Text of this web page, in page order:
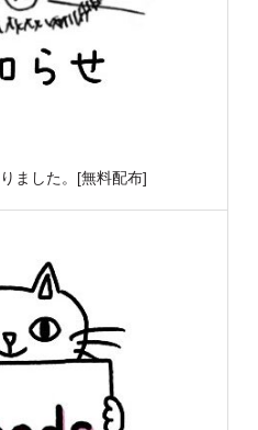
ました。[無料配布]